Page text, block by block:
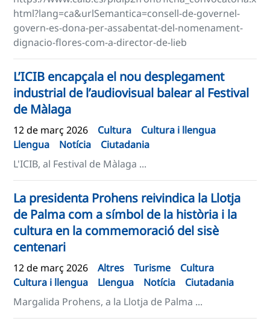
html?lang=ca&urlSemantica=consell-de-governel-
govern-es-dona-per-assabentat-del-nomenament-
dignacio-flores-com-a-director-de-lieb
L’ICIB encapçala el nou desplegament
industrial de l’audiovisual balear al Festival
de Màlaga
12 de març 2026 Cultura
Cultura i llengua
Llengua
Notícia
Ciutadania
L'ICIB, al Festival de Màlaga ...
La presidenta Prohens reivindica la Llotja
de Palma com a símbol de la història i la
cultura en la commemoració del sisè
centenari
12 de març 2026 Altres Turisme
Cultura
Cultura i llengua
Llengua Notícia
Ciutadania
Margalida Prohens, a la Llotja de Palma ...